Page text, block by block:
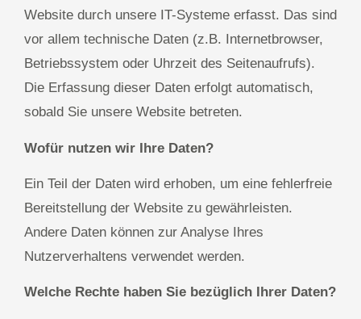
Website durch unsere IT-Systeme erfasst. Das sind
vor allem technische Daten (z.B. Internetbrowser,
Betriebssystem oder Uhrzeit des Seitenaufrufs).
Die Erfassung dieser Daten erfolgt automatisch,
sobald Sie unsere Website betreten.
Wofür nutzen wir Ihre Daten?
Ein Teil der Daten wird erhoben, um eine fehlerfreie
Bereitstellung der Website zu gewährleisten.
Andere Daten können zur Analyse Ihres
Nutzerverhaltens verwendet werden.
Welche Rechte haben Sie bezüglich Ihrer Daten?